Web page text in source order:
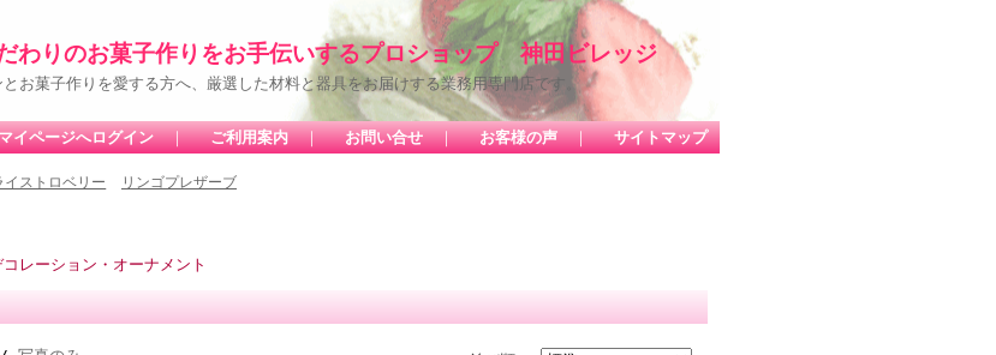
わりのお菓子作りをお手伝いするプロショップ 神田ビレッジ
とお菓子作りを愛する方へ、厳選した材料と器具をお届けする業務用専門店です。
イページへログイン ｜ ご利用案内 ｜ お問い合せ ｜ お客様の声 ｜ サイトマップ
イストロベリー リンゴプレザーブ
レーション・オーナメント